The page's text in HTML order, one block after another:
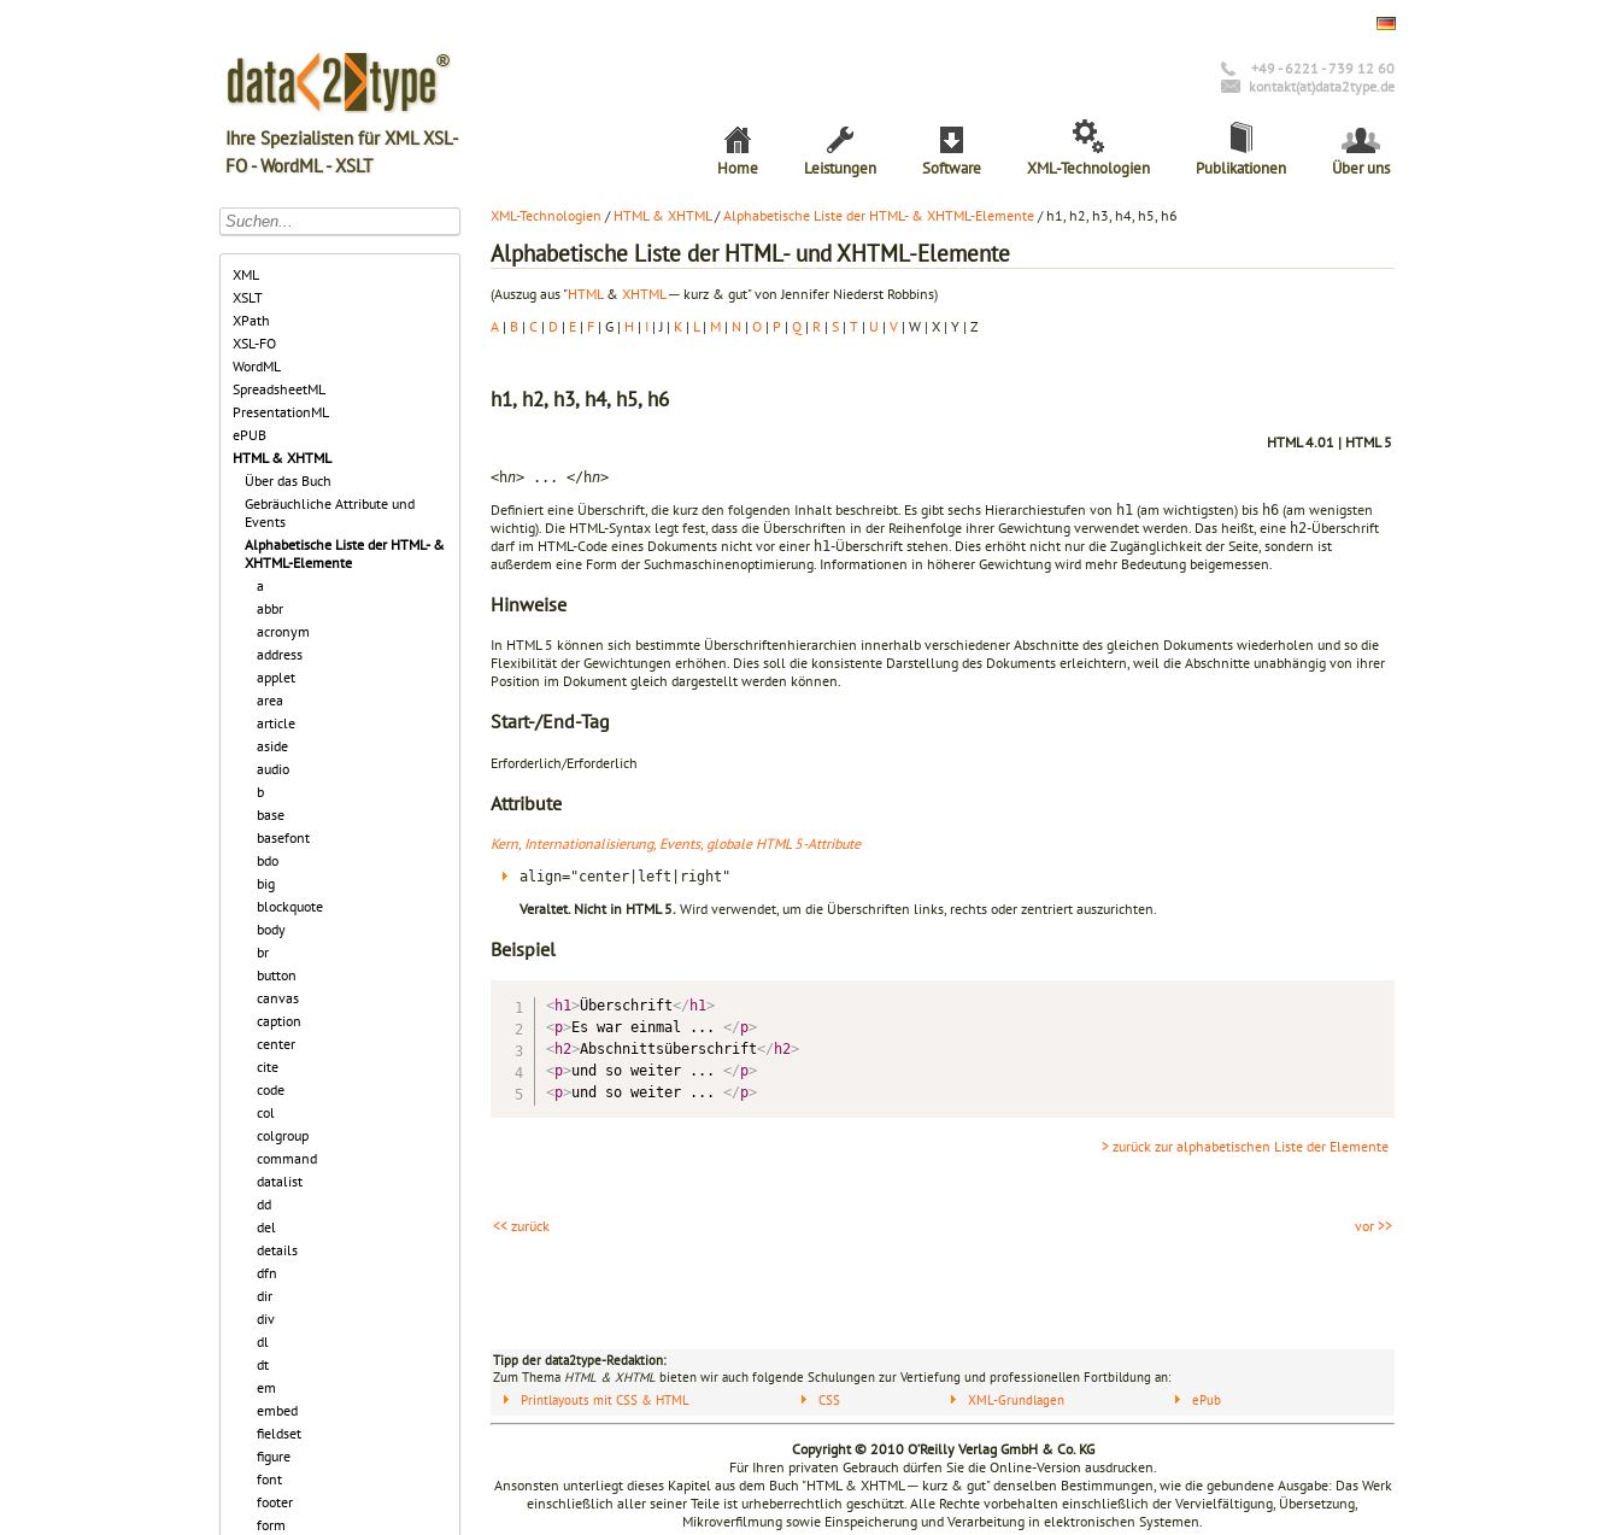
Ihre Spezialisten für XML XSL-
FO - WordML - XSLT
+49 - 6221 - 739 12 60
kontakt(at)data2type.de
Home Leistungen Software XML-Technologien Publikationen Über uns
XML
XSLT
XPath
XSL-FO
WordML
SpreadsheetML
PresentationML
ePUB
HTML & XHTML
Über das Buch
Gebräuchliche Attribute und
Events
Alphabetische Liste der HTML- &
XHTML-Elemente
a
abbr
acronym
address
applet
area
article
aside
audio
b
base
basefont
bdo
big
blockquote
body
br
button
canvas
caption
center
cite
code
col
colgroup
command
datalist
dd
del
details
dfn
dir
div
dl
dt
em
embed
fieldset
figure
font
footer
form
XML-Technologien / HTML & XHTML/Alphabetische Liste der HTML- & XHTML-Elemente / h1, h2, h3, h4, h5, h6
Alphabetische Liste der HTML- und XHTML-Elemente
(Auszug aus "HTML & XHTML ─ kurz & gut" von Jennifer Niederst Robbins)
A | B | C | D | E | F | G | H | I | J | K | L | M | N | O | P | Q | R | S | T | U | V | W | X | Y | Z
h1, h2, h3, h4, h5, h6
HTML 4.01 | HTML 5
<hn> ... </hn>
Definiert eine Überschrift, die kurz den folgenden Inhalt beschreibt. Es gibt sechs Hierarchiestufen von h1 (am wichtigsten) bis h6 (am wenigsten
wichtig). Die HTML-Syntax legt fest, dass die Überschriften in der Reihenfolge ihrer Gewichtung verwendet werden. Das heißt, eine h2-Überschrift
darf im HTML-Code eines Dokuments nicht vor einer h1-Überschrift stehen. Dies erhöht nicht nur die Zugänglichkeit der Seite, sondern ist
außerdem eine Form der Suchmaschinenoptimierung. Informationen in höherer Gewichtung wird mehr Bedeutung beigemessen.
Hinweise
In HTML 5 können sich bestimmte Überschriftenhierarchien innerhalb verschiedener Abschnitte des gleichen Dokuments wiederholen und so die
Flexibilität der Gewichtungen erhöhen. Dies soll die konsistente Darstellung des Dokuments erleichtern, weil die Abschnitte unabhängig von ihrer
Position im Dokument gleich dargestellt werden können.
Start-/End-Tag
Erforderlich/Erforderlich
Attribute
Kern, Internationalisierung, Events, globale HTML 5-Attribute
align="center|left|right"
Veraltet. Nicht in HTML 5. Wird verwendet, um die Überschriften links, rechts oder zentriert auszurichten.
Beispiel
<h1>Überschrift</ h1>
<p>Es war einmal ... </p>
<h2>Abschnittsüberschrift</ h2>
<p>und so weiter ... </p>
<p>und so weiter ... </p>
> zurück zur alphabetischen Liste der Elemente
<< zurück vor >>
Tipp der data2type-Redaktion:
Zum Thema HTML & XHTML bieten wir auch folgende Schulungen zur Vertiefung und professionellen Fortbildung an:
Printlayouts mit CSS & HTML
CSS XML-Grundlagen ePub
Copyright © 2010 O’Reilly Verlag GmbH & Co. KG
Für Ihren privaten Gebrauch dürfen Sie die Online-Version ausdrucken.
Ansonsten unterliegt dieses Kapitel aus dem Buch "HTML & XHTML ─ kurz & gut" denselben Bestimmungen, wie die gebundene Ausgabe: Das Werk
einschließlich aller seiner Teile ist urheberrechtlich geschützt. Alle Rechte vorbehalten einschließlich der Vervielfältigung, Übersetzung,
Mikroverfilmung sowie Einspeicherung und Verarbeitung in elektronischen Systemen.